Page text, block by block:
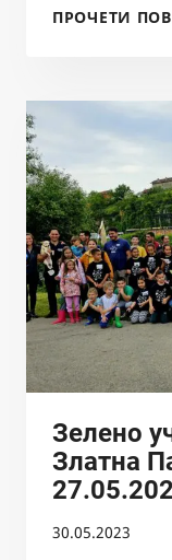
ПРОЧЕТИ
Зелено
Златна
30.05.2023